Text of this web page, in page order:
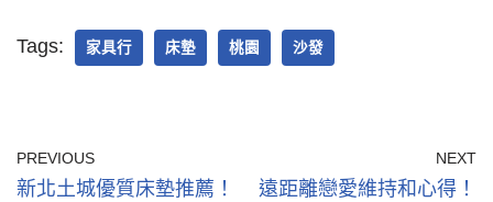
Tags: 家具行 床墊 桃園 沙發
PREVIOUS
新北土城優質床墊推薦！
NEXT
遠距離戀愛維持和心得！